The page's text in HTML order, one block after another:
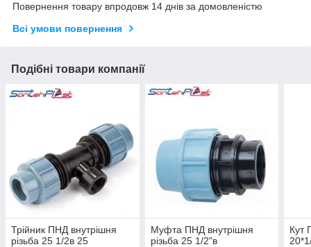
Повернення товару впродовж 14 днів за домовленістю
Всі умови повернення
Подібні товари компанії
Трійник ПНД внутрішня
різьба 25 1/2в 25
Муфта ПНД внутрішня
різьба 25 1/2"в
Кут